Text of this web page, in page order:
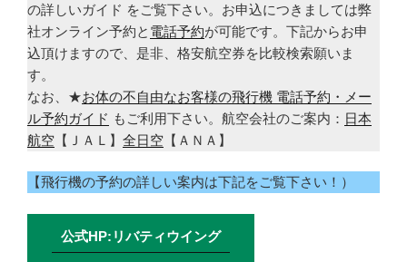
の詳しいガイド をご覧下さい。お申込につきましては弊
社オンライン予約と 電話予約が可能です。下記からお申
込頂けますので、是非、格安航空券を比較検索願いま
す。
なお、★お体の不自由なお客様の飛行機 電話予約・メー
ル予約ガイド もご利用下さい。航空会社のご案内： 日本
航空 【ＪＡＬ】 全日空 【ＡＮＡ】
【飛行機の予約の詳しい案内は下記をご覧下さい！）
公式HP:リバティウイング